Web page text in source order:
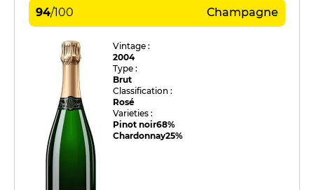
94/100 Champagne
Vintage :
2004
Type :
Brut
Classification :
Rosé
Varieties :
Pinot noir68%
Chardonnay25%